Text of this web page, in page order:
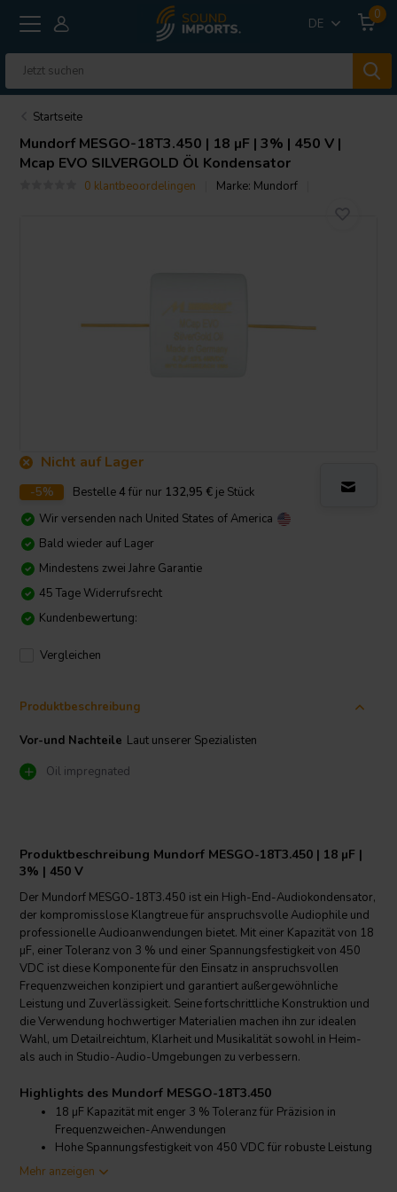
DE
0
Startseite
MundorfMESGO-18T3.450 | 18 µF | 3% | 450 V |
Mcap EVO SILVERGOLD Öl Kondensator
0 klantbeoordelingen Marke: Mundorf
Nicht auf Lager
-5% Bestelle4 für nur 132,95 € je Stück
Wir versenden nach United States of America
Bald wieder auf Lager
Mindestens zwei Jahre Garantie
45 Tage Widerrufsrecht
Kundenbewertung:
Vergleichen
Produktbeschreibung
Vor-und Nachteile Laut unserer Spezialisten
Oil impregnated
Produktbeschreibung Mundorf MESGO-18T3.450 | 18 µF |
3% | 450 V
Der Mundorf MESGO-18T3.450 ist ein High-End-Audiokondensator,
der kompromisslose Klangtreue für anspruchsvolle Audiophile und
professionelle Audioanwendungen bietet. Mit einer Kapazität von 18
µF, einer Toleranz von 3 % und einer Spannungsfestigkeit von 450
VDC ist diese Komponente für den Einsatz in anspruchsvollen
Frequenzweichen konzipiert und garantiert außergewöhnliche
Leistung und Zuverlässigkeit. Seine fortschrittliche Konstruktion und
die Verwendung hochwertiger Materialien machen ihn zur idealen
Wahl, um Detailreichtum, Klarheit und Musikalität sowohl in Heim-
als auch in Studio-Audio-Umgebungen zu verbessern.
Highlights des Mundorf MESGO-18T3.450
18 µF Kapazität mit enger 3 % Toleranz für Präzision in
Frequenzweichen-Anwendungen
Hohe Spannungsfestigkeit von 450 VDC für robuste Leistung
und Sicherheitsreserven
Hochwertiges Polypropylen-Dielektrikum und SilverGold-
Mehr anzeigen